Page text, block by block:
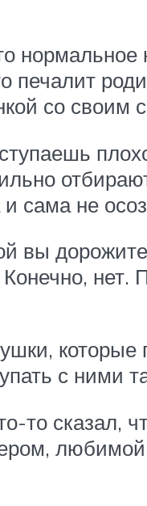
печалит
со своим
сама не
вы
нет.
с ними
то сказал,